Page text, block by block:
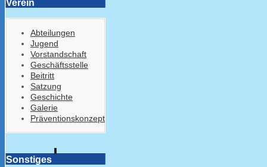
Verein
Abteilungen
Jugend
Vorstandschaft
Geschäftsstelle
Beitritt
Satzung
Geschichte
Galerie
Präventionskonzept
Sonstiges